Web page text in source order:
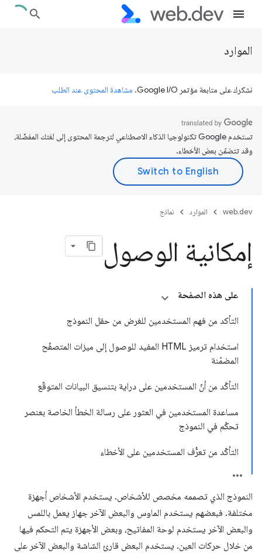
الموارد
نشكرك على متابعة مؤتمر Google I/O. مشاهدة المحتوى عند الطلب
تستخدم Google تكنولوجيا الذكاء الاصطناعي لترجمة المحتوى إلى لغتك المفضّلة،
وقد تتضمّن بعض الأخطاء.
web.dev الموارد نماذج
إمكانية الوصول
على هذه الصفحة
التأكد من فهم المستخدمين للغرض من حقل النموذج
استخدام ترميز HTML المفيد للوصول إلى ميزات المتصفّح
المضمّنة
التأكّد من أنّ المستخدمين على دراية بتنسيق البيانات المتوقّع
مساعدة المستخدمين في العثور على رسالة الخطأ الخاصة بعنصر
تحكّم في النموذج
التأكّد من تعرُّف المستخدمين على الأخطاء
النموذج الذي تصممه مخصص للأشخاص. يستخدم الأشخاص أجهزة
مختلفة. فبعضهم يستخدم الماوس والبعض الآخر جهاز يعمل باللمس
والبعض الآخر يستخدم لوحة المفاتيح، وبعض الأجهزة يتم التحكم فيها
من خلال حركات العين. يستخدم البعض قارئ الشاشة والبعض الآخر على